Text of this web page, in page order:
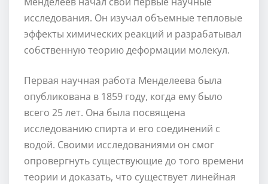
исследования. Он изучал объемные тепловые
эффекты химических реакций и разрабатывал
собственную теорию деформации молекул.
Первая научная работа Менделеева была
опубликована в 1859 году, когда ему было
всего 25 лет. Она была посвящена
исследованию спирта и его соединений с
водой. Своими исследованиями он смог
опровергнуть существующие до того времени
теории и доказать, что существует линейная